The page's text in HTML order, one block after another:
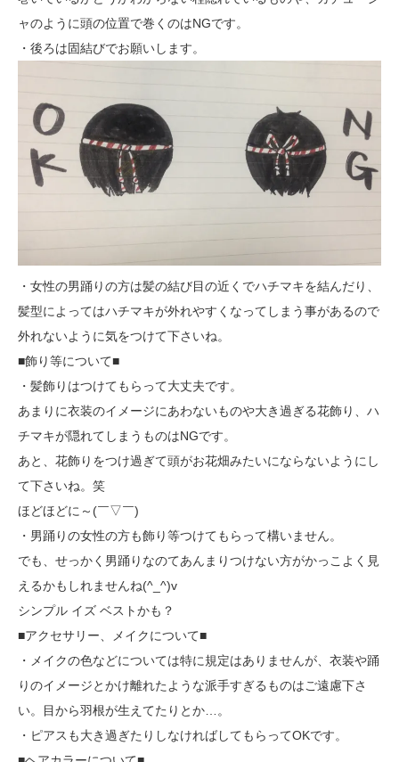
ャのように頭の位置で巻くのはNGです。
・後ろは固結びでお願いします。
・女性の男踊りの方は髪の結び目の近くでハチマキを結んだり、
髪型によってはハチマキが外れやすくなってしまう事があるので
外れないように気をつけて下さいね。
■飾り等について■
・髪飾りはつけてもらって大丈夫です。
あまりに衣装のイメージにあわないものや大き過ぎる花飾り、ハ
チマキが隠れてしまうものはNGです。
あと、花飾りをつけ過ぎて頭がお花畑みたいにならないようにし
て下さいね。笑
ほどほどに～(￣▽￣)
・男踊りの女性の方も飾り等つけてもらって構いません。
でも、せっかく男踊りなのてあんまりつけない方がかっこよく見
えるかもしれませんね(^_^)v
シンプル イズ ベストかも？
■アクセサリー、メイクについて■
・メイクの色などについては特に規定はありませんが、衣装や踊
りのイメージとかけ離れたような派手すぎるものはご遠慮下さ
い。目から羽根が生えてたりとか…。
・ピアスも大き過ぎたりしなければしてもらってOKです。